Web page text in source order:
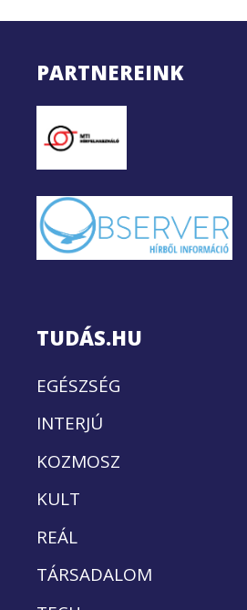
PARTNEREINK
TUDÁS.HU
EGÉSZSÉG
INTERJÚ
KOZMOSZ
KULT
REÁL
TÁRSADALOM